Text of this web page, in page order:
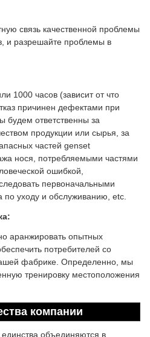
связь качественной проблемы
и разрешайте проблемы в
1000 часов (зависит от что
причинен дефектами при
будем ответственны за
продукции или сырья, за
частей genset
нося, потребляемыми частями
ошибкой,
первоначальными
по уходу и обслуживанию, etc.
аранжировать опытных
потребителей со
фабрике. Определенно, мы
тренировку местоположения
компании
объединяются в